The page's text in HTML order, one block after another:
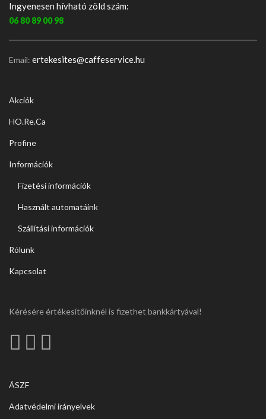
Ingyenesen hívható zöld szám:
06 80 89 00 98
Email: ertekesites@caffeservice.hu
Akciók
HO.Re.Ca
Profine
Információk
Fizetési információk
Használt automatáink
Szállítási információk
Rólunk
Kapcsolat
Kérésére értékesítőinknél is fizethet bankkártyával!
ÁSZF
Adatvédelmi irányelvek